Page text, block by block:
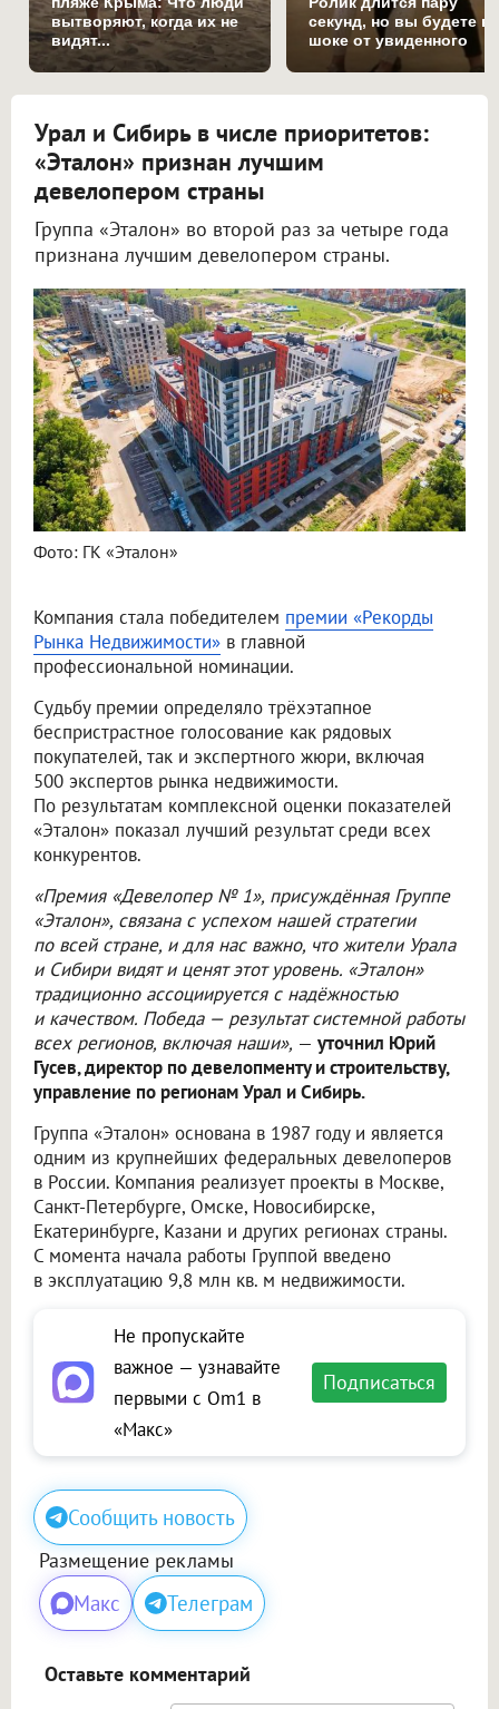
вытворяют, когда их не
видят...
секунд, но вы будете в
шоке от увиденного
Урал и Сибирь в числе приоритетов:
«Эталон» признан лучшим
девелопером страны
Группа «Эталон» во второй раз за четыре года
признана лучшим девелопером страны.
Фото: ГК «Эталон»
Компания стала победителем премии «Рекорды
Рынка Недвижимости» в главной
профессиональной номинации.
Судьбу премии определяло трёхэтапное
беспристрастное голосование как рядовых
покупателей, так и экспертного жюри, включая
500 экспертов рынка недвижимости.
По результатам комплексной оценки показателей
«Эталон» показал лучший результат среди всех
конкурентов.
«Премия «Девелопер № 1», присуждённая Группе
«Эталон», связана с успехом нашей стратегии
по всей стране, и для нас важно, что жители Урала
и Сибири видят и ценят этот уровень. «Эталон»
традиционно ассоциируется с надёжностью
и качеством. Победа — результат системной работы
всех регионов, включая наши», — уточнил Юрий
Гусев, директор по девелопменту и строительству,
управление по регионам Урал и Сибирь.
Группа «Эталон» основана в 1987 году и является
одним из крупнейших федеральных девелоперов
в России. Компания реализует проекты в Москве,
Санкт-Петербурге, Омске, Новосибирске,
Екатеринбурге, Казани и других регионах страны.
С момента начала работы Группой введено
в эксплуатацию 9,8 млн кв. м недвижимости.
Не пропускайте
важное — узнавайте
первыми с Om1 в
«Макс»
Подписаться
Сообщить новость
Размещение рекламы
Макс Телеграм
Оставьте комментарий